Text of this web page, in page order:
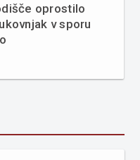
oprostilo
v sporu